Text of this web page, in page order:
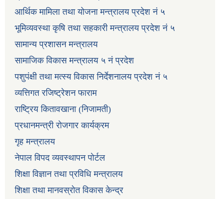
आर्थिक मामिला तथा योजना मन्त्रालय प्रदेश नं ५
भूमिव्यवस्था कृषि तथा सहकारी मन्त्रालय प्रदेश नं ५
सामान्य प्रशासन मन्त्रालय
सामाजिक विकास मन्त्रालय ५ नं प्रदेश
पशुपंक्षी तथा मत्स्य विकास निर्देशनालय प्रदेश नं ५
व्यत्तिगत रजिष्ट्रेशन फाराम
राष्ट्रिय कितावखाना (निजामती)
प्रधानमन्त्री रोजगार कार्यक्रम
गृह मन्त्रालय
नेपाल विपद व्यवस्थापन पोर्टल
शिक्षा विज्ञान तथा प्रविधि मन्त्रालय
शिक्षा तथा मानवस्रोत विकास केन्द्र